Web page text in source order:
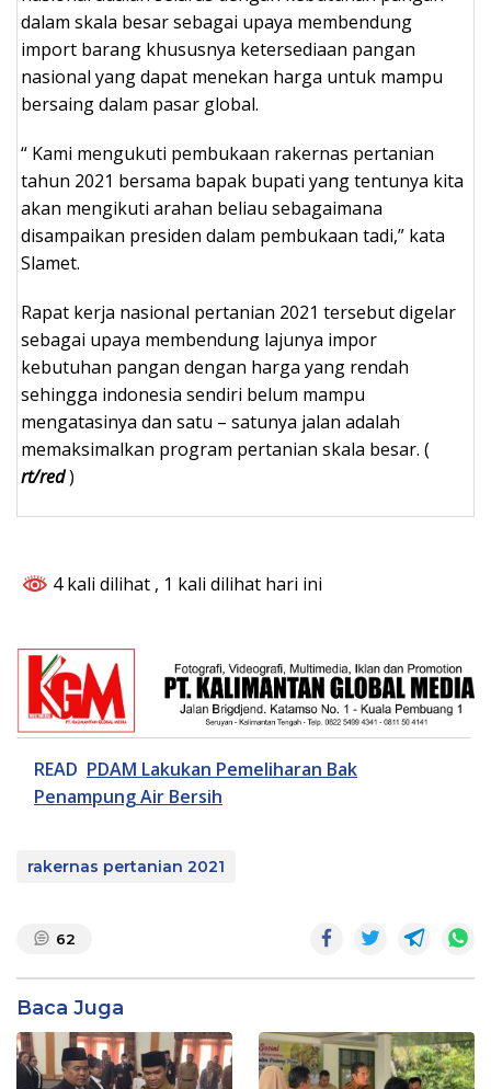
dalam skala besar sebagai upaya membendung
import barang khususnya ketersediaan pangan
nasional yang dapat menekan harga untuk mampu
bersaing dalam pasar global.
“ Kami mengukuti pembukaan rakernas pertanian
tahun 2021 bersama bapak bupati yang tentunya kita
akan mengikuti arahan beliau sebagaimana
disampaikan presiden dalam pembukaan tadi,” kata
Slamet.
Rapat kerja nasional pertanian 2021 tersebut digelar
sebagai upaya membendung lajunya impor
kebutuhan pangan dengan harga yang rendah
sehingga indonesia sendiri belum mampu
mengatasinya dan satu – satunya jalan adalah
memaksimalkan program pertanian skala besar. (
rt/red)
4 kali dilihat , 1 kali dilihat hari ini
READ PDAM Lakukan Pemeliharan Bak
Penampung Air Bersih
rakernas pertanian 2021
62
Baca Juga